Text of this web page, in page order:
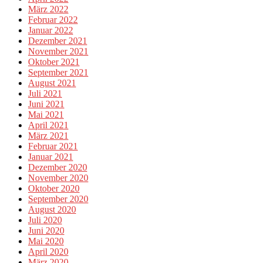
März 2022
Februar 2022
Januar 2022
Dezember 2021
November 2021
Oktober 2021
September 2021
August 2021
Juli 2021
Juni 2021
Mai 2021
April 2021
März 2021
Februar 2021
Januar 2021
Dezember 2020
November 2020
Oktober 2020
September 2020
August 2020
Juli 2020
Juni 2020
Mai 2020
April 2020